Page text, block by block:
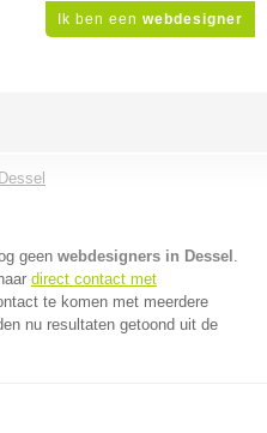
Ik ben een webdesigner
Dessel
geen webdesigners in Dessel .
direct contact met
te komen met meerdere
nu resultaten getoond uit de